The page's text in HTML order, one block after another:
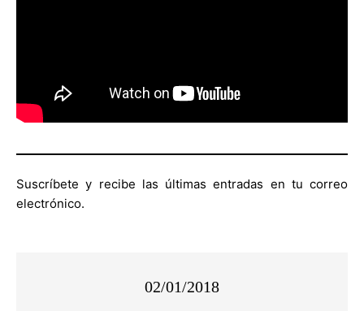
Suscríbete y recibe las últimas entradas en tu correo
electrónico.
02/01/2018